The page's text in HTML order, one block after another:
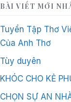
BÀI VIẾT MỚI
Tuyển Tập Thơ
Của Anh Thơ
Tùy duyên
KHÓC CHO KẺ
CHỌN SỰ AN